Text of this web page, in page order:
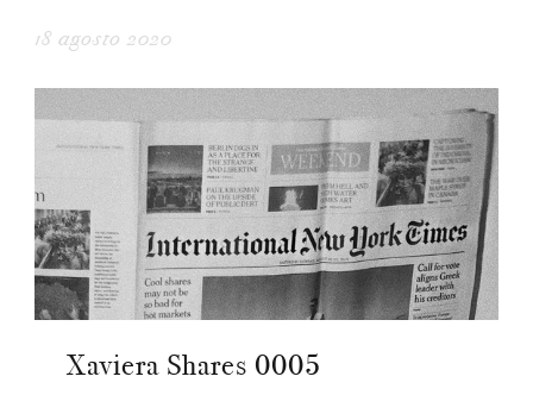
18 agosto 2020
Xaviera Shares 0005